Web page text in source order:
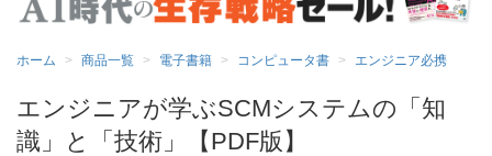
ホーム 商品一覧 電子書籍 コンピュータ書 エンジニア必携
エンジニアが学ぶSCMシステムの「知
識」と「技術」【PDF版】